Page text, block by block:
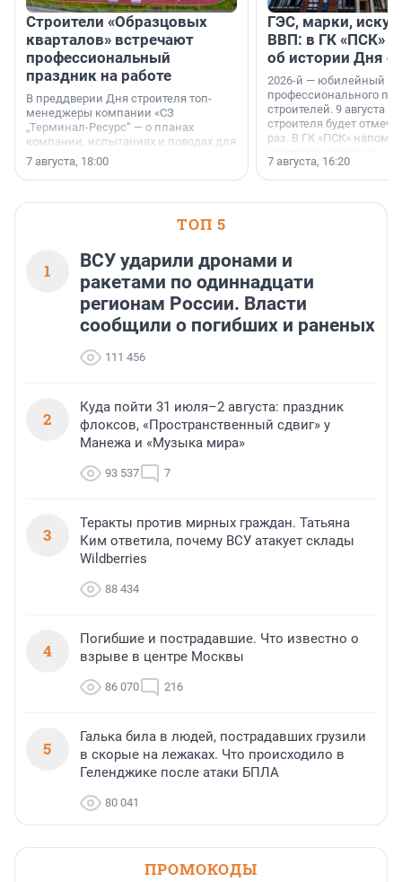
Строители «Образцовых
кварталов» встречают
профессиональный
праздник на работе
В преддверии Дня строителя топ-
менеджеры компании «СЗ
„Терминал-Ресурс“ — о планах
компании, испытаниях и поводах для
осторожного оптимизма.
7 августа, 18:00
ГЭС, марки,
ВВП: в ГК «ПСК»
об истории Дня
2026-й — юбилейный
профессионального
строителей. 9 августа
строителя будет
раз. В ГК «ПСК»
поменялась роль
7 августа, 16:20
ТОП 5
1
ВСУ ударили дронами и
ракетами по одиннадцати
регионам России. Власти
сообщили о погибших и раненых
111 456
2
Куда пойти 31 июля–2 августа: праздник
флоксов, «Пространственный сдвиг» у
Манежа и «Музыка мира»
93 537 7
3
Теракты против мирных граждан. Татьяна
Ким ответила, почему ВСУ атакует склады
Wildberries
88 434
4
Погибшие и пострадавшие. Что известно о
взрыве в центре Москвы
86 070 216
5
Галька била в людей, пострадавших грузили
в скорые на лежаках. Что происходило в
Геленджике после атаки БПЛА
80 041
ПРОМОКОДЫ